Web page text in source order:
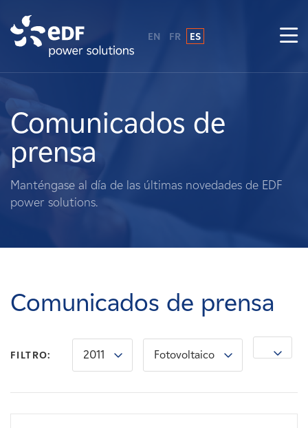
Sobre nosotros
Qué hacemos
Terratenientes
Carreras
Noticias
EN FR ES
Comunicados de
prensa
Manténgase al día de las últimas novedades de EDF
power solutions.
Comunicados de prensa
FILTRO: 2011 Fotovoltaico